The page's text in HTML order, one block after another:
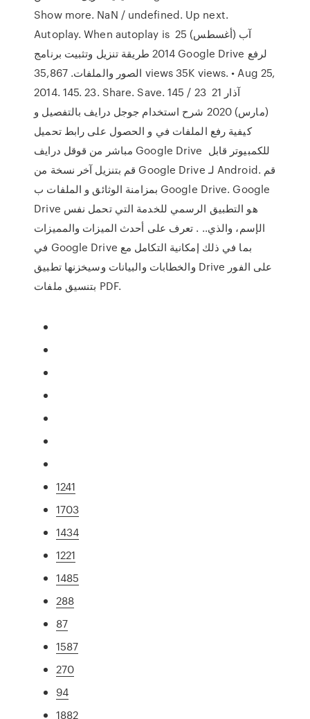
Show more. NaN / undefined. Up next.
Autoplay. When autoplay is 25 آب (أغسطس)
2014 طريقة تنزيل وتثبيت برنامج Google Drive لرفع
الصور والملفات. 35,867 views 35K views. • Aug 25,
2014. 145. 23. Share. Save. 145 / 23 21 آذار
(مارس) 2020 شرح استخدام جوجل درايف بالتفصيل و
كيفية رفع الملفات في و الحصول على رابط تحميل
مباشر من قوقل درايف Google Drive للكمبيوتر قابل
قم بتنزيل آخر نسخة من Google Drive لـ Android. قم
بمزامنة الوثائق و الملفات ب Google Drive. Google
Drive هو التطبيق الرسمي للخدمة التي تحمل نفس
الإسم، والذي.. . تعرف على أحدث الميزات والمميزات
في Google Drive بما في ذلك إمكانية التكامل مع
والخطابات والبيانات وسيخزنها تطبيق Drive على الفور
بتنسيق ملفات PDF.
1241
1703
1434
1221
1485
288
87
1587
270
94
1882